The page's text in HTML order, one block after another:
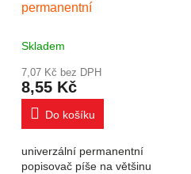
permanentní
Skladem
7,07 Kč bez DPH
8,55 Kč
Do košíku
univerzální permanentní
popisovač píše na většinu